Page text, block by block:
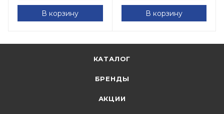
В корзину В корзину
КАТАЛОГ
БРЕНДЫ
АКЦИИ